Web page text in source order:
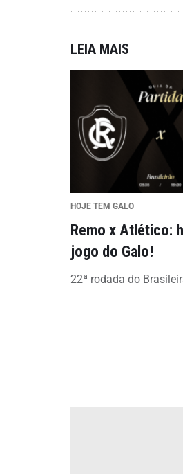
LEIA MAIS
HOJE TEM GALO
Remo x Atlético:
jogo do Galo!
22ª rodada do